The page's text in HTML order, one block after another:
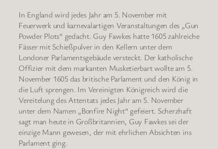
In England wird jedes Jahr am 5. November mit
Feuerwerk und karnevalartigen Veranstaltungen des „Gun
Powder Plots“ gedacht. Guy Fawkes hatte 1605 zahlreiche
Fässer mit Schießpulver in den Kellern unter dem
Londoner Parlamentsgebäude versteckt. Der katholische
Offizier mit dem markanten Musketierbart wollte am 5.
November 1605 das britische Parlament und den König in
die Luft sprengen. Im Vereinigten Königreich wird die
Vereitelung des Attentats jedes Jahr am 5. November
unter dem Namen „Bonfire Night“ gefeiert. Scherzhaft
sagt man heute in Großbritannien, Guy Fawkes sei der
einzige Mann gewesen, der mit ehrlichen Absichten ins
Parlament ging.